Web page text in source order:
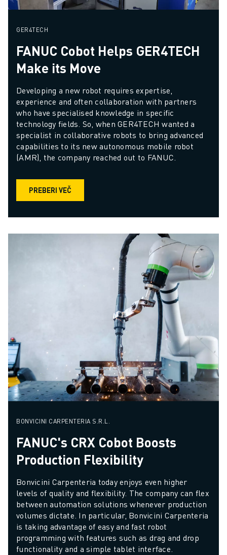
GER4TECH
FANUC Cobot Helps GER4TECH
Make its Move
Developing a new robot requires expertise,
experience and often collaboration with partners
who have specialised knowledge in specific
technology fields. So, when GER4TECH wanted a
specialist in collaborative robots to bring advanced
capabilities to its new autonomous mobile robot
(AMR), the company reached out to FANUC.
PREBERI VEČ
BONVICINI CARPENTERIA S.R.L.
FANUC's CRX Cobot Boosts
Production Flexibility
Bonvicini Carpenteria today enjoys even higher
levels of quality and flexibility. The company can flex
between automation solutions whenever production
volumes dictate. In particular, Bonvicini Carpenteria
is taking advantage of easy and fast robot
programming with features such as drag and drop
functionality and a simple tablet interface.